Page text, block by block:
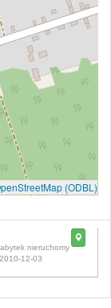
(ODBL)
12-03